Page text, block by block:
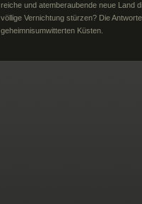
reiche und atemberaubende neue Land
völlige Vernichtung stürzen? Die
geheimnisumwitterten Küsten.